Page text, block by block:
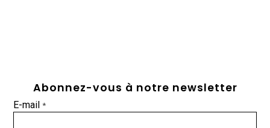
Abonnez-vous à notre newsletter
E-mail*